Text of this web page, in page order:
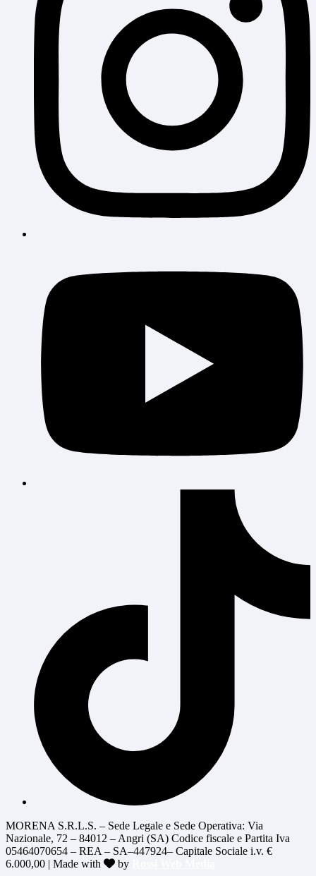
MORENA S.R.L.S. – Sede Legale e Sede Operativa: Via
Nazionale, 72 – 84012 – Angri (SA) Codice fiscale e Partita Iva
05464070654 – REA – SA–447924– Capitale Sociale i.v. €
6.000,00 | Made with
by